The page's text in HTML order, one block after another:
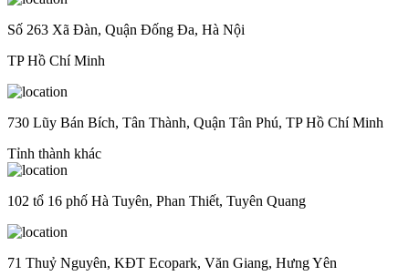
Số 263 Xã Đàn, Quận Đống Đa, Hà Nội
TP Hồ Chí Minh
730 Lũy Bán Bích, Tân Thành, Quận Tân Phú, TP Hồ Chí Minh
Tỉnh thành khác
102 tổ 16 phố Hà Tuyên, Phan Thiết, Tuyên Quang
71 Thuỷ Nguyên, KĐT Ecopark, Văn Giang, Hưng Yên